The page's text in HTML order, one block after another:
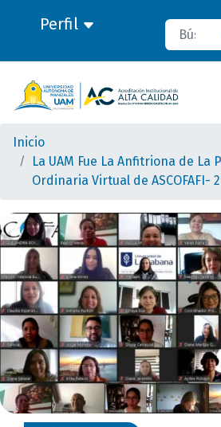
Perfil Buscar
Inicio
La UAM Fue La Anfitriona de La
Ordinaria Virtual de ASCOFAFI-